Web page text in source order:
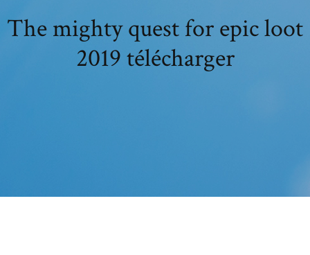
The mighty quest for epic loot
2019 télécharger